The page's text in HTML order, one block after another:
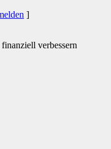
]
verbessern